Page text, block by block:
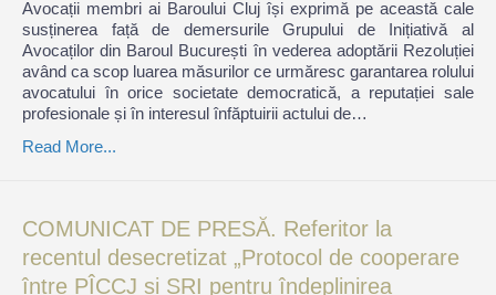
Avocații membri ai Baroului Cluj își exprimă pe această cale
susținerea față de demersurile Grupului de Inițiativă al
Avocaților din Baroul București în vederea adoptării Rezoluției
având ca scop luarea măsurilor ce urmăresc garantarea rolului
avocatului în orice societate democratică, a reputației sale
profesionale și în interesul înfăptuirii actului de…
Read More...
COMUNICAT DE PRESĂ. Referitor la
recentul desecretizat „Protocol de cooperare
între PÎCCJ și SRI pentru îndeplinirea